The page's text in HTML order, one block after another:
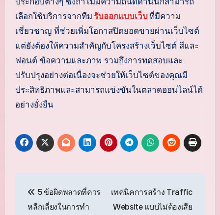
เลือกใช้บริการจากทีม รับออกแบบเว็บที่มีความ
เชี่ยวชาญ ที่ช่วยเพิ่มโอกาสปิดยอดขายผ่านเว็บไซต์
แต่ยังต้องให้ความสำคัญกับโครงสร้างเว็บไซต์ สีและ
ฟอนต์ ข้อความและภาพ รวมถึงการทดสอบและ
ปรับปรุงอย่างต่อเนื่องจะช่วยให้เว็บไซต์ของคุณมี
ประสิทธิภาพและสามารถแข่งขันในตลาดออนไลน์ได้
อย่างยั่งยืน
แนะแนว
เรื่อง5 ข้อผิดพลาดที่ควร
หลีกเลี่ยงในการทำ
เทคนิคการสร้าง Traffic
Website แบบไม่ต้องเสีย